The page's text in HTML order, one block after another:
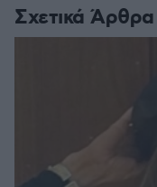
Σχετικά Άρθρα